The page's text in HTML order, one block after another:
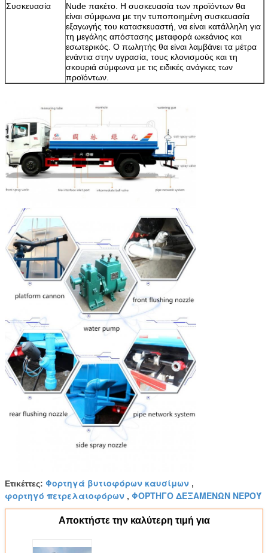
Συσκευασία
Nude πακέτο. Η συσκευασία των προϊόντων θα
είναι σύμφωνα με την τυποποιημένη συσκευασία
εξαγωγής του κατασκευαστή, να είναι κατάλληλη για
τη μεγάλης απόστασης μεταφορά ωκεάνιος και
εσωτερικός. Ο πωλητής θα είναι λαμβάνει τα μέτρα
ενάντια στην υγρασία, τους κλονισμούς και τη
σκουριά σύμφωνα με τις ειδικές ανάγκες των
προϊόντων.
Ετικέττες: Φορτηγά βυτιοφόρων καυσίμων ,
φορτηγό πετρελαιοφόρων , ΦΟΡΤΗΓΟ ΔΕΞΑΜΕΝΩΝ ΝΕΡΟΎ
Αποκτήστε την καλύτερη τιμή για